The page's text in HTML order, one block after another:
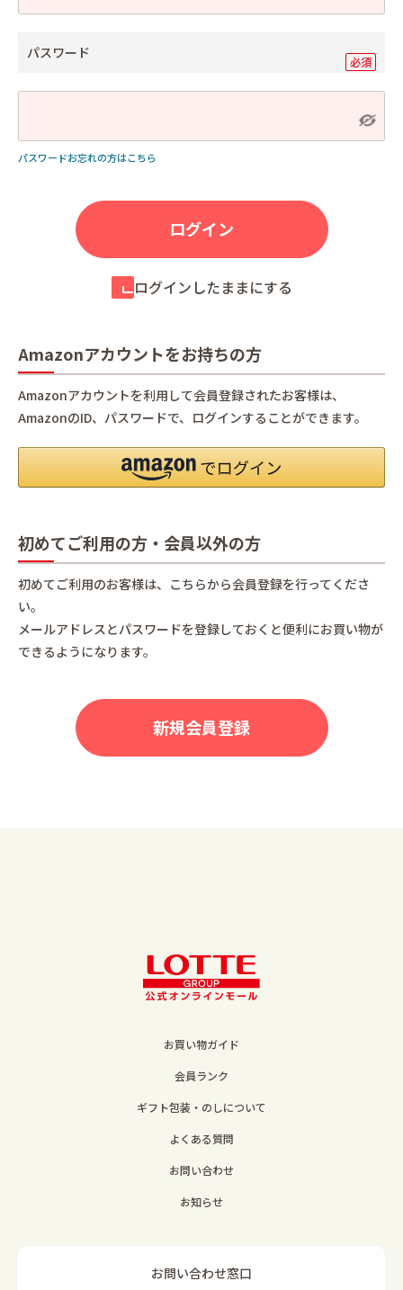
パスワード
パスワードお忘れの方はこちら
ログインしたままにする
Amazonアカウントをお持ちの方
Amazonアカウントを利用して会員登録されたお客様は、
AmazonのID、パスワードで、ログインすることができます。
初めてご利用の方・会員以外の方
初めてご利用のお客様は、こちらから会員登録を行ってくださ
い。
メールアドレスとパスワードを登録しておくと便利にお買い物が
できるようになります。
お買い物ガイド
会員ランク
ギフト包装・のしについて
よくある質問
お問い合わせ
お知らせ
お問い合わせ窓口